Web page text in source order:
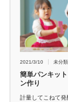
2021/3/10 未分類
簡単パンキッ
ン作り
計量してこねて